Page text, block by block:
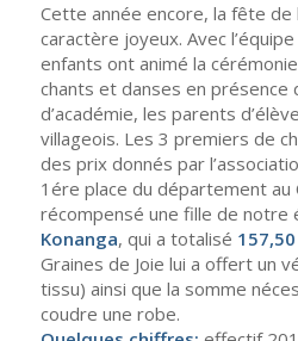
Cette année encore, la fête de
caractère joyeux. Avec
enfants ont animé la
chants et danses en présence
d’académie, les parents
villageois. Les 3 premiers de
des prix donnés par
1ére place du département au
récompensé une fille de notre
Konanga, qui a totalisé
Graines de Joie lui a offert un
tissu) ainsi que la somme
coudre une robe.